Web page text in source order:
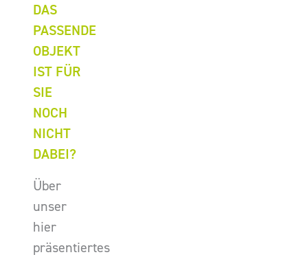
DAS
PASSENDE
OBJEKT
IST FÜR
SIE
NOCH
NICHT
DABEI?
Über
unser
hier
präsentiertes